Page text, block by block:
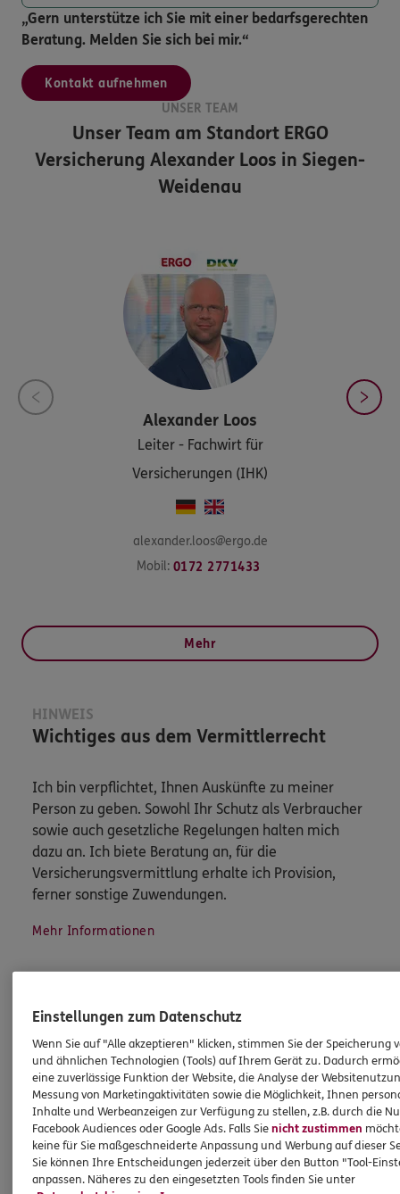
„Gern unterstütze ich Sie mit einer bedarfsgerechten
Beratung. Melden Sie sich bei mir.“
Kontakt aufnehmen
UNSER TEAM
Unser Team am StandortERGO
Versicherung Alexander Loos in Siegen-
Weidenau
Alexander Loos
Leiter - Fachwirt für
Versicherungen (IHK)
alexander.loos@ergo.de
Mobil: 0172 2771433
Mehr
HINWEIS
Wichtiges aus dem Vermittlerrecht
Ich bin verpflichtet, Ihnen Auskünfte zu meiner
Person zu geben. Sowohl Ihr Schutz als Verbraucher
sowie auch gesetzliche Regelungen halten mich
dazu an. Ich biete Beratung an, für die
Versicherungsvermittlung erhalte ich Provision,
ferner sonstige Zuwendungen.
Mehr Informationen
Produkte
Zahnversicherungen
Kfz-Versicherung
Krankenversicherung
Versicherungen für den privaten Bedarf
Einstellungen zum Datenschutz
Wenn Sie auf "Alle akzeptieren" klicken, stimmen Sie der Speicherung
und ähnlichen Technologien (Tools) auf Ihrem Gerät zu. Dadurch
eine zuverlässige Funktion der Website, die Analyse der
Messung von Marketingaktivitäten sowie die Möglichkeit, Ihnen
Inhalte und Werbeanzeigen zur Verfügung zu stellen, z.B. durch die
Facebook Audiences oder Google Ads. Falls Sienicht zustimmen
keine für Sie maßgeschneiderte Anpassung und Werbung auf dieser
Sie können Ihre Entscheidungen jederzeit über den Button "Tool-
anpassen. Näheres zu den eingesetzten Tools finden Sie unter